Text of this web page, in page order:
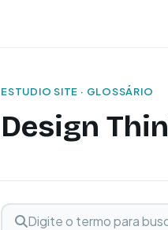
ESTUDIO SITE · GLOSSÁRIO
Design
Buscar termo
Digite o termo para buscar